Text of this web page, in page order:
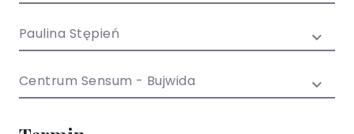
młodzieży
Paulina Stępień
Centrum Sensum - Bujwida